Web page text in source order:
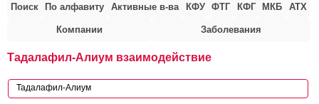
Поиск По алфавиту Активные в-ва КФУ ФТГ КФГ МКБ АТХ
Компании Заболевания
Тадалафил-Алиум взаимодействие